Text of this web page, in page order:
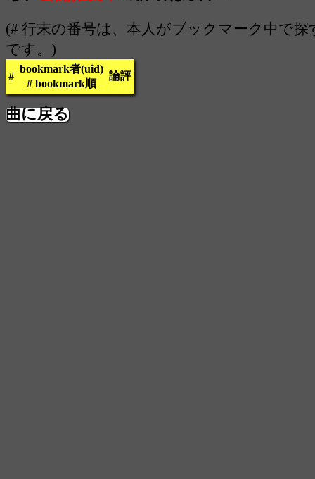
(# 行末の番号は、本人がブックマーク中で探
です。)
#
bookmark者(uid)
# bookmark順
論評
曲に戻る